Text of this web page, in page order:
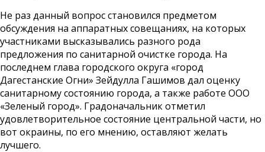
Не раз данный вопрос становился предметом
обсуждения на аппаратных совещаниях, на которых
участниками высказывались разного рода
предложения по санитарной очистке города. На
последнем глава городского округа «город
Дагестанские Огни» Зейдулла Гашимов дал оценку
санитарному состоянию города, а также работе ООО
«Зеленый город». Градоначальник отметил
удовлетворительное состояние центральной части, но
вот окраины, по его мнению, оставляют желать
лучшего.